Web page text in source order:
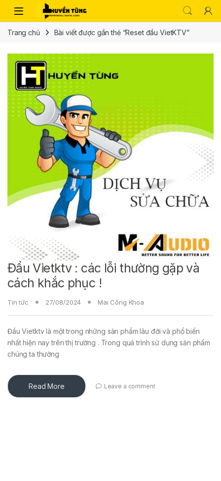
Trang chủ Bài viết được gắn thẻ “Reset đầu VietKTV”
Đầu Vietktv : các lỗi thường gặp và
cách khắc phục !
Tin tức 27/08/2024 Mai Công Khoa
Đầu Vietktv là một trong những sản phẩm lâu đời và phổ biến
nhất hiện nay trên thị trường . Trong quá trình sử dụng sản phẩm
chúng ta thường
Read More Leave a comment